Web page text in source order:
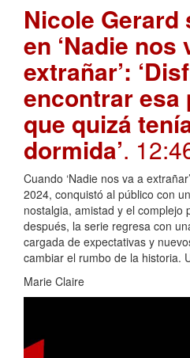
Nicole Gerard
en ‘Nadie nos
extrañar’:
encontrar esa
que quizá
dormida’.
Cuando ‘Nadie nos va a
2024, conquistó al público con
nostalgia, amistad y el complejo
después, la serie regresa con
cargada de expectativas y
cambiar el rumbo de la historia.
Marie Claire